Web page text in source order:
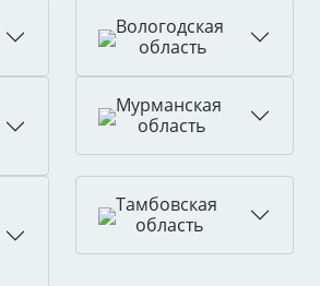
Вологодская
область
Мурманская
область
Тамбовская
область